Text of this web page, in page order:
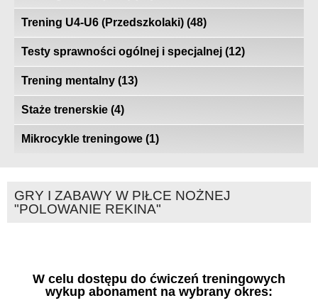
Trening U4-U6 (Przedszkolaki) (48)
Testy sprawności ogólnej i specjalnej (12)
Trening mentalny (13)
Staże trenerskie (4)
Mikrocykle treningowe (1)
GRY I ZABAWY W PIŁCE NOŻNEJ
"POLOWANIE REKINA"
W celu dostępu do ćwiczeń treningowych
wykup abonament na wybrany okres: